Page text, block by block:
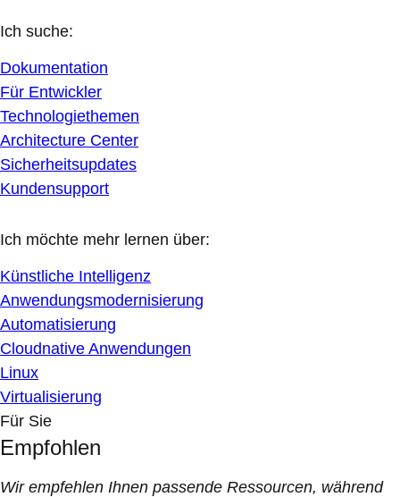
Ich suche:
Dokumentation
Für Entwickler
Technologiethemen
Architecture Center
Sicherheitsupdates
Kundensupport
Ich möchte mehr lernen über:
Künstliche Intelligenz
Anwendungsmodernisierung
Automatisierung
Cloudnative Anwendungen
Linux
Virtualisierung
Für Sie
Empfohlen
Wir empfehlen Ihnen passende Ressourcen, während